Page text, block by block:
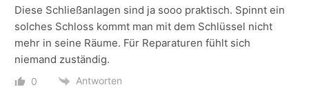
Diese Schließanlagen sind ja sooo praktisch. Spinnt ein
solches Schloss kommt man mit dem Schlüssel nicht
mehr in seine Räume. Für Reparaturen fühlt sich
niemand zuständig.
0 Antworten